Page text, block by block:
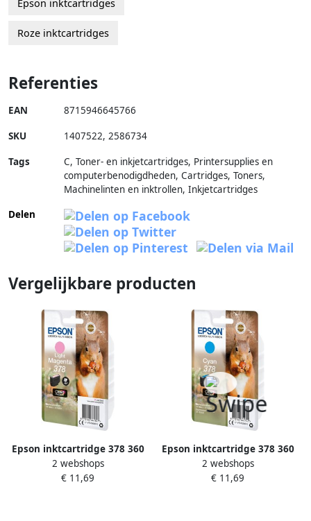
Epson inktcartridges
Roze inktcartridges
Referenties
EAN 8715946645766
SKU 1407522, 2586734
Tags
C, Toner- en inkjetcartridges, Printersupplies en
computerbenodigdheden, Cartridges, Toners,
Machinelinten en inktrollen, Inkjetcartridges
Delen
Vergelijkbare producten
Epson inktcartridge 378 360
pagina&apos;s OEM
C13T37864010 licht magenta
2 webshops
€ 11,69
Epson inktcartridge 378 360
pagina&apos;s OEM
C13T37824010 cyaan
2 webshops
€ 11,69